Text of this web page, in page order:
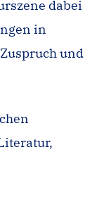
dabei
in
und